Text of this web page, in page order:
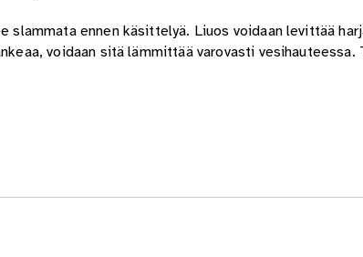
slammata ennen käsittelyä. Liuos voidaan levittää
voidaan sitä lämmittää varovasti vesihauteessa.